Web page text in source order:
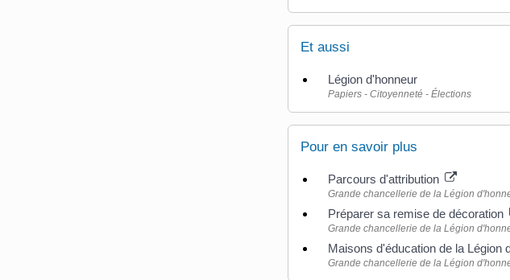
Et aussi
Légion d'honneur
Papiers - Citoyenneté - Élections
Pour en savoir plus
Parcours d'attribution
Grande chancellerie de la Légion
Préparer sa remise de décoration
Grande chancellerie de la Légion
Maisons d'éducation de la Légion
Grande chancellerie de la Légion